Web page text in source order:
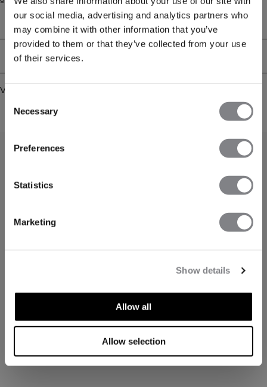
our social media, advertising and analytics partners who
may combine it with other information that you’ve
provided to them or that they’ve collected from your use
of their services.
Selection
Necessary
Preferences
Statistics
Marketing
Show details
Allow all
Allow selection
met je meebeweegt en zacht aanvoelt op de huid. Vervaardigd uit 75%
polyamide en 25% Lycra voor die perfecte combinatie van stevigheid en
comfort. Strak, minimalistisch en makkelijk te dragen.
Technische aspecten
Bezorging en retouren
Vergelijkbare producten